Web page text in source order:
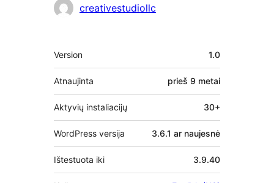
Autoriaicreativestudiollc
Metainformacija
Version 1.0
Atnaujinta prieš 9 metai
Aktyvių instaliacijų 30+
WordPress versija 3.6.1 ar naujesnė
Ištestuota iki 3.9.40